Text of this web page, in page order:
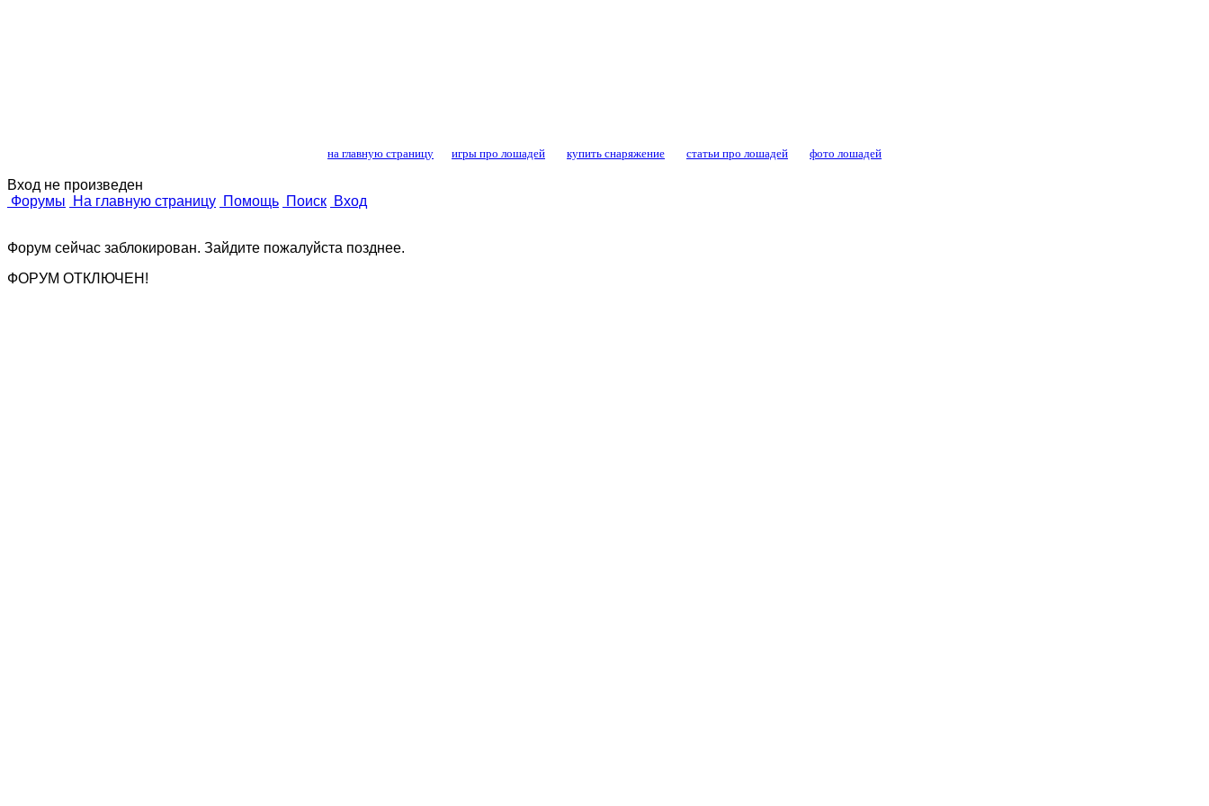
на главную страницу игры про лошадей купить снаряжение статьи про лошадей фото лошадей
Вход не произведен
Форумы
На главную страницу Помощь Поиск Вход
Форум сейчас заблокирован. Зайдите пожалуйста позднее.
ФОРУМ ОТКЛЮЧЕН!